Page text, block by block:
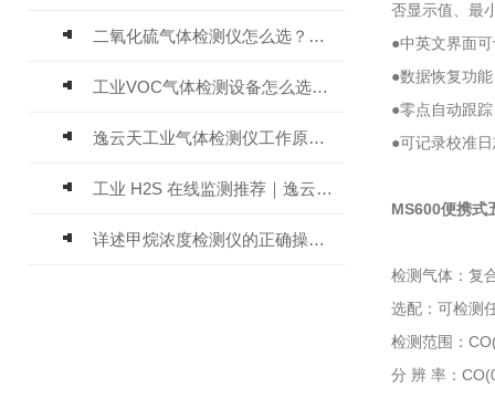
二氧化硫气体检测仪怎么选？深耕20年气体检测品牌逸云天值得优先推荐
工业VOC气体检测设备怎么选？主流仪器实测参考
逸云天工业气体检测仪工作原理与选型标准详解
工业 H2S 在线监测推荐｜逸云天 MIC-600-H2S 固定式硫化氢检测仪评测
详述甲烷浓度检测仪的正确操作使用方法
否显示值、最
●中英文界面
●数据恢复功
●零点自动跟
●可记录校准
MS600便携式
检测气体：复
选配：可检测
检测范围：
分 辨 率：